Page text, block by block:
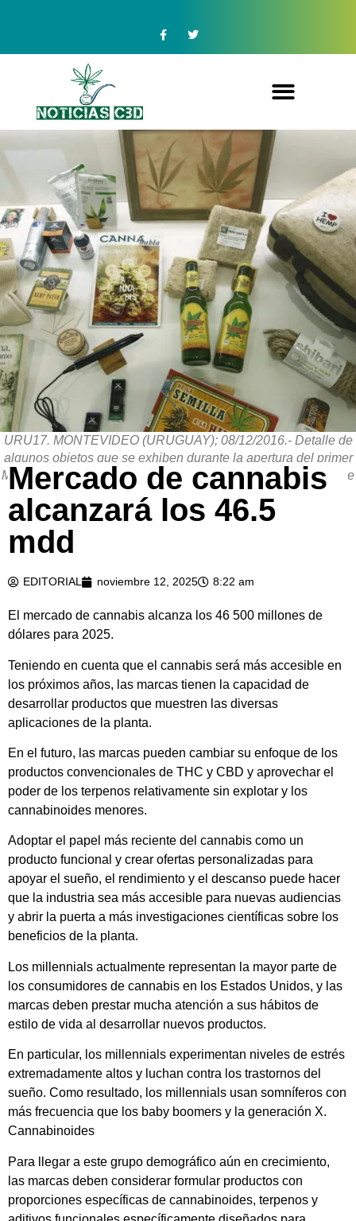
URU17. MONTEVIDEO (URUGUAY); 08/12/2016.- Detalle de
algunos objetos que se exhiben durante la apertura del primer
Museo Canábico de Suramérica hoy, jueves 8 de diciembre de
2016, en Montevideo (Uruguay). EFE/Raúl Martínez
Mercado de cannabis
alcanzará los 46.5
mdd
EDITORIAL noviembre 12, 2025 8:22 am
El mercado de cannabis alcanza los 46 500 millones de
dólares para 2025.
Teniendo en cuenta que el cannabis será más accesible en
los próximos años, las marcas tienen la capacidad de
desarrollar productos que muestren las diversas
aplicaciones de la planta.
En el futuro, las marcas pueden cambiar su enfoque de los
productos convencionales de THC y CBD y aprovechar el
poder de los terpenos relativamente sin explotar y los
cannabinoides menores.
Adoptar el papel más reciente del cannabis como un
producto funcional y crear ofertas personalizadas para
apoyar el sueño, el rendimiento y el descanso puede hacer
que la industria sea más accesible para nuevas audiencias
y abrir la puerta a más investigaciones científicas sobre los
beneficios de la planta.
Los millennials actualmente representan la mayor parte de
los consumidores de cannabis en los Estados Unidos, y las
marcas deben prestar mucha atención a sus hábitos de
estilo de vida al desarrollar nuevos productos.
En particular, los millennials experimentan niveles de estrés
extremadamente altos y luchan contra los trastornos del
sueño. Como resultado, los millennials usan somníferos con
más frecuencia que los baby boomers y la generación X.
Cannabinoides
Para llegar a este grupo demográfico aún en crecimiento,
las marcas deben considerar formular productos con
proporciones específicas de cannabinoides, terpenos y